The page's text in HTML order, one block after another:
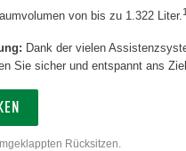
von bis zu 1.322 Liter.1
Dank der vielen
Sie sicher und entspannt ans
Rücksitzen.